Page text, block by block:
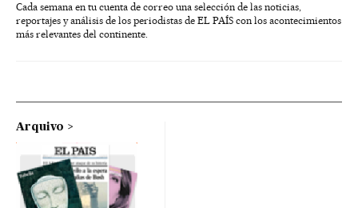
Cada semana en tu cuenta de correo una selección de las noticias,
reportajes y análisis de los periodistas de EL PAÍS con los acontecimientos
más relevantes del continente.
Arquivo